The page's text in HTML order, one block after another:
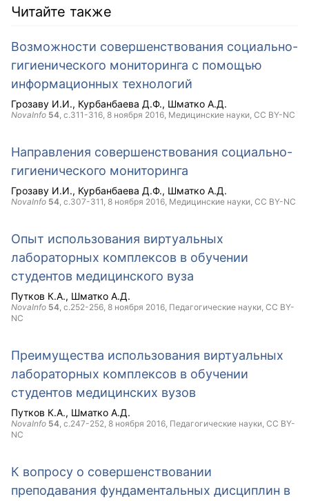
Читайте также
Возможности совершенствования социально-
гигиенического мониторинга с помощью
информационных технологий
Грозаву И.И. Курбанбаева Д.Ф. Шматко А.Д.
NovaInfo 54, с.311-316, 8 ноября 2016, Медицинские науки, CC BY-NC
Направления совершенствования социально-
гигиенического мониторинга
Грозаву И.И. Курбанбаева Д.Ф. Шматко А.Д.
NovaInfo 54, с.307-311, 8 ноября 2016, Медицинские науки, CC BY-NC
Опыт использования виртуальных
лабораторных комплексов в обучении
студентов медицинского вуза
Путков К.А. Шматко А.Д.
NovaInfo 54, с.252-256, 8 ноября 2016, Педагогические науки, CC BY-
NC
Преимущества использования виртуальных
лабораторных комплексов в обучении
студентов медицинских вузов
Путков К.А. Шматко А.Д.
NovaInfo 54, с.247-252, 8 ноября 2016, Педагогические науки, CC BY-
NC
К вопросу о совершенствовании
преподавания фундаментальных дисциплин в